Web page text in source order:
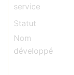
service
Statut
Nom
développé